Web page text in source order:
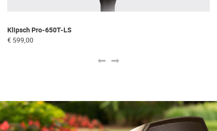
Klipsch Pro-650T-LS
€ 599,00